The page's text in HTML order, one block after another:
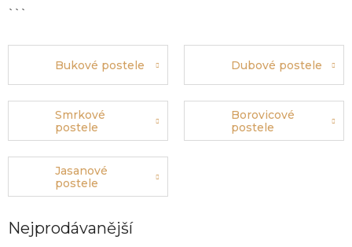
```
Bukové postele Dubové postele
Smrkové
postele
Borovicové
postele
Jasanové
postele
Nejprodávanější